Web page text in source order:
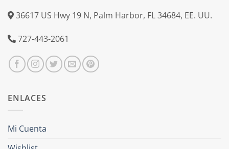
36617 US Hwy 19 N, Palm Harbor, FL 34684, EE. UU.
727-443-2061
ENLACES
Mi Cuenta